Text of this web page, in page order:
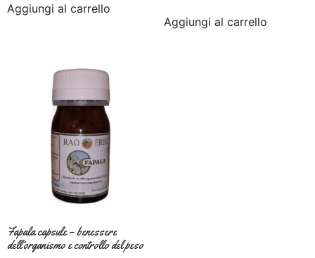
Aggiungi al carrello
Aggiungi al carrello
Fapala capsule – benessere
dell’organismo e controllo del peso